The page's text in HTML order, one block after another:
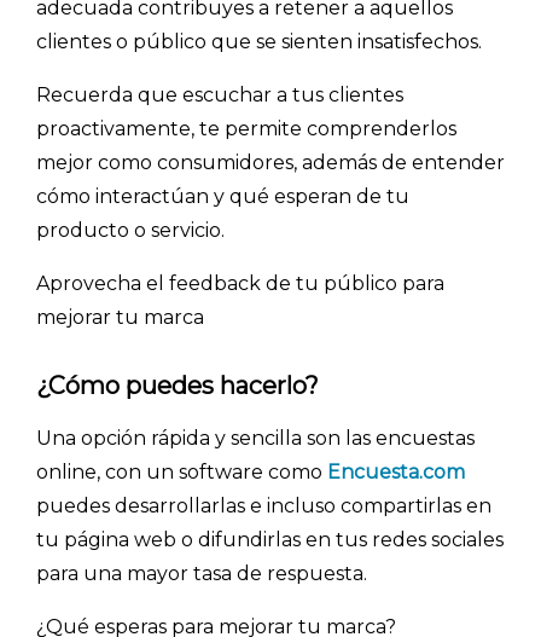
adecuada contribuyes a retener a aquellos
clientes o público que se sienten insatisfechos.
Recuerda que escuchar a tus clientes
proactivamente, te permite comprenderlos
mejor como consumidores, además de entender
cómo interactúan y qué esperan de tu
producto o servicio.
Aprovecha el feedback de tu público para
mejorar tu marca
¿Cómo puedes hacerlo?
Una opción rápida y sencilla son las encuestas
online, con un software como Encuesta.com
puedes desarrollarlas e incluso compartirlas en
tu página web o difundirlas en tus redes sociales
para una mayor tasa de respuesta.
¿Qué esperas para mejorar tu marca?